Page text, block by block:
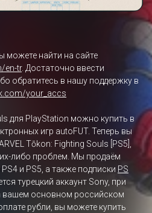
найти на сайте
en-tr. Достаточно ввести
обратитесь в нашу поддержку в
your_accs
для PlayStation можно купить в
игр autoFUT. Теперь вы
Tōkon: Fighting Souls [PS5],
либо проблем. Мы продаём
и PS5, а также подписки PS
турецкий аккаунт Sony, при
вашем основном российском
рубли, вы можете купить